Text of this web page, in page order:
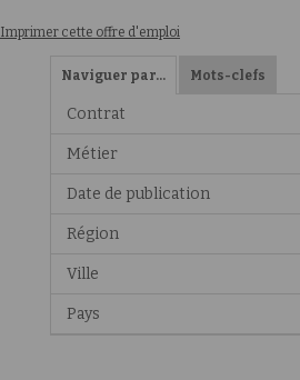
Imprimer cette offre d'emploi
Naviguer par… Mots-clefs
Contrat
Métier
Date de publication
Région
Ville
Pays